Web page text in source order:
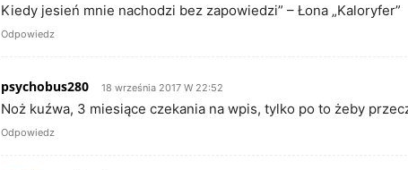
Kiedy jesień mnie nachodzi bez zapowiedzi” – Łona „Kaloryfer”
Odpowiedz
psychobus280 18 września 2017 W 22:52
Noż kuźwa, 3 miesiące czekania na wpis, tylko po to żeby
Odpowiedz